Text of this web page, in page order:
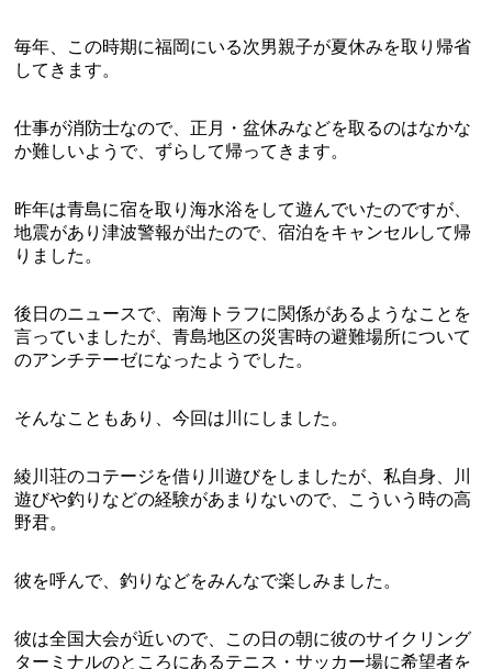
毎年、この時期に福岡にいる次男親子が夏休みを取り帰省
してきます。
仕事が消防士なので、正月・盆休みなどを取るのはなかな
か難しいようで、ずらして帰ってきます。
昨年は青島に宿を取り海水浴をして遊んでいたのですが、
地震があり津波警報が出たので、宿泊をキャンセルして帰
りました。
後日のニュースで、南海トラフに関係があるようなことを
言っていましたが、青島地区の災害時の避難場所について
のアンチテーゼになったようでした。
そんなこともあり、今回は川にしました。
綾川荘のコテージを借り川遊びをしましたが、私自身、川
遊びや釣りなどの経験があまりないので、こういう時の高
野君。
彼を呼んで、釣りなどをみんなで楽しみました。
彼は全国大会が近いので、この日の朝に彼のサイクリング
ターミナルのところにあるテニス・サッカー場に希望者を